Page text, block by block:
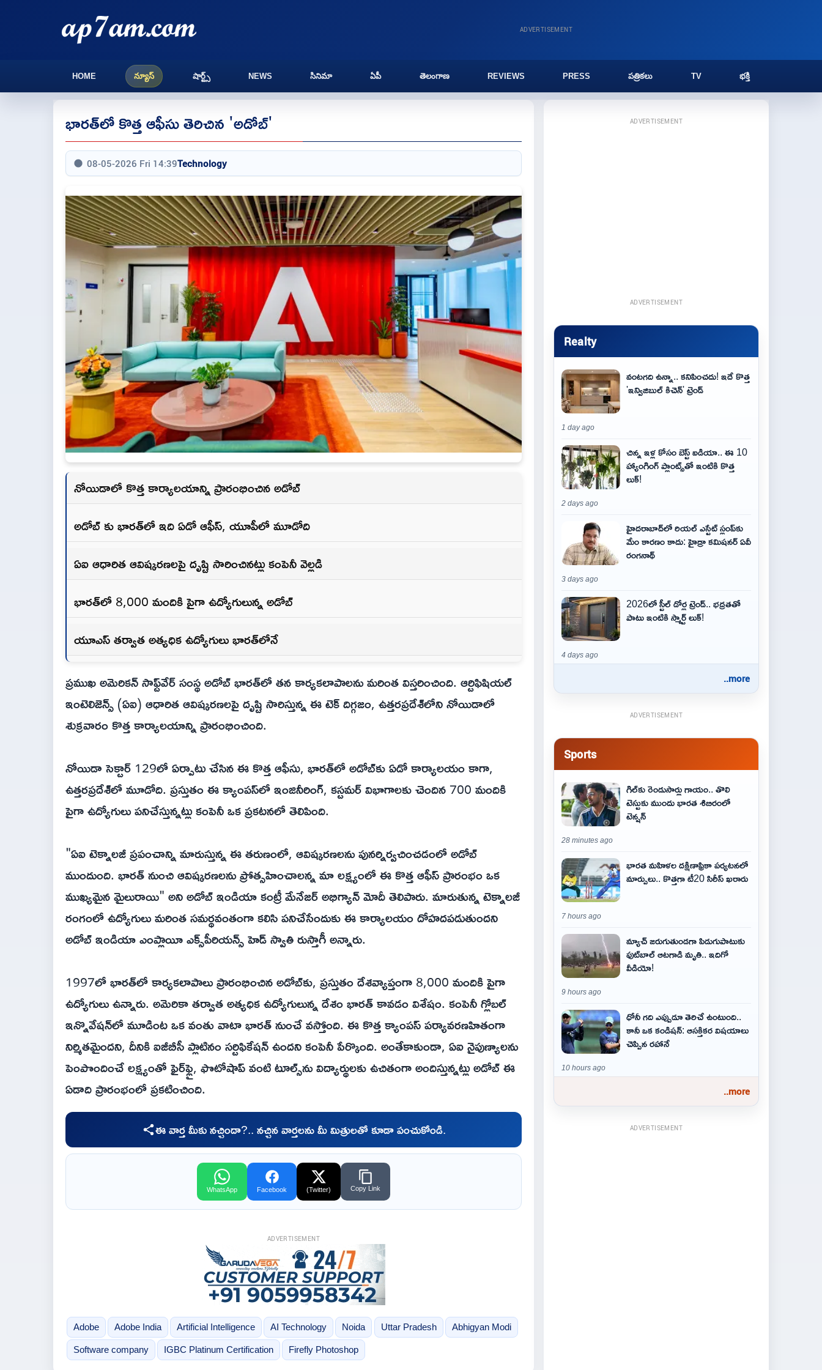
ADVERTISEMENT
HOME న్యూస్ షార్ట్స్ NEWS సినిమా ఏపీ తెలంగాణ REVIEWS PRESS పత్రికలు TV భక్తి
భారత్‌లో కొత్త ఆఫీసు తెరిచిన 'అడోబ్'
08-05-2026 Fri 14:39Technology
నోయిడాలో కొత్త కార్యాలయాన్ని ప్రారంభించిన అడోబ్
అడోబ్ కు భారత్‌లో ఇది ఏడో ఆఫీస్, యూపీలో మూడోది
ఏఐ ఆధారిత ఆవిష్కరణలపై దృష్టి సారించినట్లు కంపెనీ వెల్లడి
భారత్‌లో 8,000 మందికి పైగా ఉద్యోగులున్న అడోబ్
యూఎస్ తర్వాత అత్యధిక ఉద్యోగులు భారత్‌లోనే
ప్రముఖ అమెరికన్ సాఫ్ట్‌వేర్ సంస్థ అడోబ్ భారత్‌లో తన కార్యకలాపాలను మరింత విస్తరించింది. ఆర్టిఫిషియల్
ఇంటెలిజెన్స్ (ఏఐ) ఆధారిత ఆవిష్కరణలపై దృష్టి సారిస్తున్న ఈ టెక్ దిగ్గజం, ఉత్తరప్రదేశ్‌లోని నోయిడాలో
శుక్రవారం కొత్త కార్యాలయాన్ని ప్రారంభించింది.
నోయిడా సెక్టార్ 129లో ఏర్పాటు చేసిన ఈ కొత్త ఆఫీసు, భారత్‌లో అడోబ్‌కు ఏడో కార్యాలయం కాగా,
ఉత్తరప్రదేశ్‌లో మూడోది. ప్రస్తుతం ఈ క్యాంపస్‌లో ఇంజినీరింగ్, కస్టమర్ విభాగాలకు చెందిన 700 మందికి
పైగా ఉద్యోగులు పనిచేస్తున్నట్లు కంపెనీ ఒక ప్రకటనలో తెలిపింది.
"ఏఐ టెక్నాలజీ ప్రపంచాన్ని మారుస్తున్న ఈ తరుణంలో, ఆవిష్కరణలను పునర్నిర్వచించడంలో అడోబ్
ముందుంది. భారత్ నుంచి ఆవిష్కరణలను ప్రోత్సహించాలన్న మా లక్ష్యంలో ఈ కొత్త ఆఫీస్ ప్రారంభం ఒక
ముఖ్యమైన మైలురాయి" అని అడోబ్ ఇండియా కంట్రీ మేనేజర్ అభిగ్యాన్ మోదీ తెలిపారు. మారుతున్న టెక్నాలజీ
రంగంలో ఉద్యోగులు మరింత సమర్థవంతంగా కలిసి పనిచేసేందుకు ఈ కార్యాలయం దోహదపడుతుందని
అడోబ్ ఇండియా ఎంప్లాయీ ఎక్స్‌పీరియన్స్ హెడ్ స్వాతి రుస్తాగీ అన్నారు.
1997లో భారత్‌లో కార్యకలాపాలు ప్రారంభించిన అడోబ్‌కు, ప్రస్తుతం దేశవ్యాప్తంగా 8,000 మందికి పైగా
ఉద్యోగులు ఉన్నారు. అమెరికా తర్వాత అత్యధిక ఉద్యోగులున్న దేశం భారత్ కావడం విశేషం. కంపెనీ గ్లోబల్
ఇన్నొవేషన్‌లో మూడింట ఒక వంతు వాటా భారత్ నుంచే వస్తోంది. ఈ కొత్త క్యాంపస్ పర్యావరణహితంగా
నిర్మితమైందని, దీనికి ఐజీబీసీ ప్లాటినం సర్టిఫికేషన్ ఉందని కంపెనీ పేర్కొంది. అంతేకాకుండా, ఏఐ నైపుణ్యాలను
పెంపొందించే లక్ష్యంతో ఫైర్‌ఫ్లై, ఫొటోషాప్ వంటి టూల్స్‌ను విద్యార్థులకు ఉచితంగా అందిస్తున్నట్లు అడోబ్ ఈ
ఏడాది ప్రారంభంలో ప్రకటించింది.
ఈ వార్త మీకు నచ్చిందా?.. నచ్చిన వార్తలను మీ మిత్రులతో కూడా పంచుకోండి.
WhatsApp Facebook (Twitter) Copy Link
ADVERTISEMENT
Adobe Adobe India Artificial Intelligence AI Technology Noida Uttar Pradesh Abhigyan Modi
Software company IGBC Platinum Certification Firefly Photoshop
ADVERTISEMENT
ADVERTISEMENT
Realty
వంటగది ఉన్నా.. కనిపించదు! ఇదే కొత్త
'ఇన్విజిబుల్ కిచెన్' ట్రెండ్
1 day ago
చిన్న ఇళ్ల కోసం బెస్ట్ ఐడియా.. ఈ 10
హ్యాంగింగ్ ప్లాంట్స్‌తో ఇంటికి కొత్త
లుక్!
2 days ago
హైదరాబాద్‌లో రియల్ ఎస్టేట్ స్లంప్‌కు
మేం కారణం కాదు: హైడ్రా కమిషనర్ ఏవీ
రంగనాథ్
3 days ago
2026లో స్టీల్ డోర్ల ట్రెండ్.. భద్రతతో
పాటు ఇంటికి స్మార్ట్ లుక్!
4 days ago
..more
ADVERTISEMENT
Sports
గిల్‌కు రెండుసార్లు గాయం.. తొలి
టెస్టుకు ముందు భారత శిబిరంలో
టెన్షన్
28 minutes ago
భారత మహిళల దక్షిణాఫ్రికా పర్యటనలో
మార్పులు.. కొత్తగా టీ20 సిరీస్ ఖరారు
7 hours ago
మ్యాచ్ జరుగుతుండగా పిడుగుపాటుకు
ఫుట్‌బాల్ ఆటగాడి మృతి.. ఇదిగో
వీడియో!
9 hours ago
ధోనీ గది ఎప్పుడూ తెరిచే ఉంటుంది..
కానీ ఒక కండిషన్: ఆసక్తికర విషయాలు
చెప్పిన రహానే
10 hours ago
..more
ADVERTISEMENT